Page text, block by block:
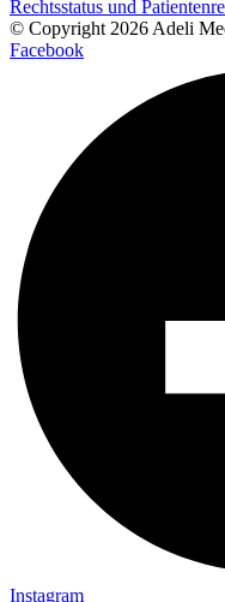
Rechtsstatus und
© Copyright 2026 Adeli
Facebook
Instagram